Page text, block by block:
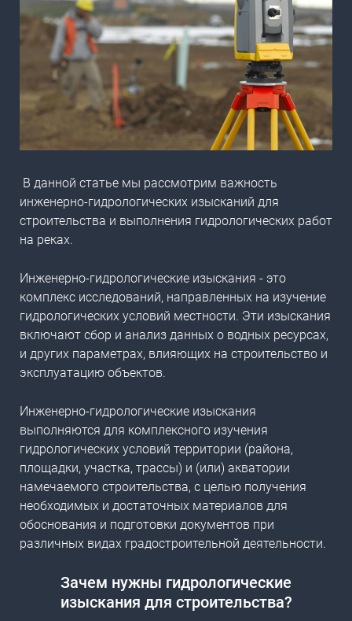
В данной статье мы рассмотрим важность
инженерно-гидрологических изысканий для
строительства и выполнения гидрологических работ
на реках.
Инженерно-гидрологические изыскания - это
комплекс исследований, направленных на изучение
гидрологических условий местности. Эти изыскания
включают сбор и анализ данных о водных ресурсах,
и других параметрах, влияющих на строительство и
эксплуатацию объектов.
Инженерно-гидрологические изыскания
выполняются для комплексного изучения
гидрологических условий территории (района,
площадки, участка, трассы) и (или) акватории
намечаемого строительства, с целью получения
необходимых и достаточных материалов для
обоснования и подготовки документов при
различных видах градостроительной деятельности.
Зачем нужны гидрологические
изыскания для строительства?